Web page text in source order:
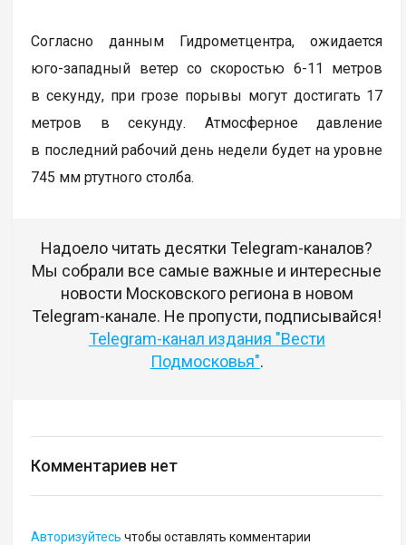
Согласно данным Гидрометцентра, ожидается
юго-западный ветер со скоростью 6-11 метров
в секунду, при грозе порывы могут достигать 17
метров в секунду. Атмосферное давление
в последний рабочий день недели будет на уровне
745 мм ртутного столба.
Надоело читать десятки Telegram-каналов?
Мы собрали все самые важные и интересные
новости Московского региона в новом
Telegram-канале. Не пропусти, подписывайся!
Telegram-канал издания "Вести
Подмосковья".
Комментариев нет
Авторизуйтесь чтобы оставлять комментарии